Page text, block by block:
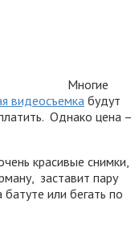
Многие
видеосъемка будут
Однако цена –
красивые снимки,
заставит пару
или бегать по